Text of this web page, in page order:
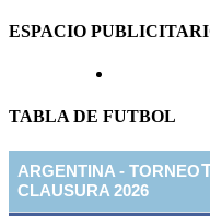
ESPACIO
TABLA DE FUTBOL